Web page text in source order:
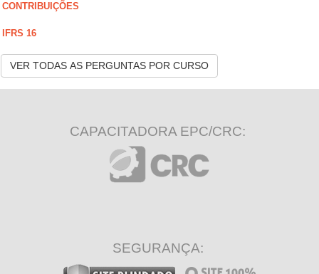
CONTRIBUIÇÕES
IFRS 16
VER TODAS AS PERGUNTAS POR CURSO
CAPACITADORA EPC/CRC:
SEGURANÇA: